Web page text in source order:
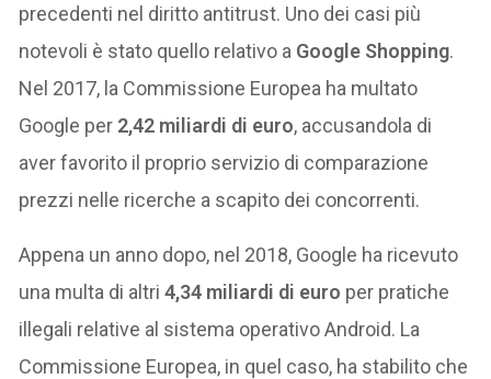
precedenti nel diritto antitrust. Uno dei casi più
notevoli è stato quello relativo a Google Shopping.
Nel 2017, la Commissione Europea ha multato
Google per 2,42 miliardi di euro, accusandola di
aver favorito il proprio servizio di comparazione
prezzi nelle ricerche a scapito dei concorrenti.
Appena un anno dopo, nel 2018, Google ha ricevuto
una multa di altri4,34 miliardi di euro per pratiche
illegali relative al sistema operativo Android. La
Commissione Europea, in quel caso, ha stabilito che